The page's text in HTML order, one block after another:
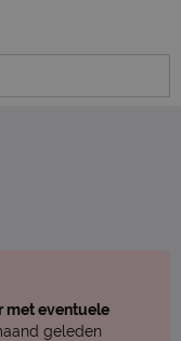
met eventuele
geleden